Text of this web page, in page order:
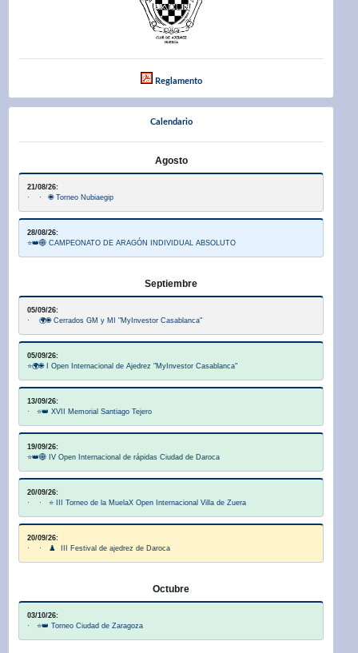
Reglamento
Calendario
Agosto
21/08/26:
· · 🌐 Torneo Nubiaegip
28/08/26:
⭐👑🌐 CAMPEONATO DE ARAGÓN INDIVIDUAL ABSOLUTO
Septiembre
05/09/26:
· 🌍🌐 Cerrados GM y MI "MyInvestor Casablanca"
05/09/26:
⭐🌍🌐 I Open Internacional de Ajedrez "MyInvestor Casablanca"
13/09/26:
· ⭐👑 XVII Memorial Santiago Tejero
19/09/26:
⭐👑🌐 IV Open Internacional de rápidas Ciudad de Daroca
20/09/26:
· · ⭐ III Torneo de la MuelaX Open Internacional Villa de Zuera
20/09/26:
· · ♟️ III Festival de ajedrez de Daroca
Octubre
03/10/26:
· ⭐👑 Torneo Ciudad de Zaragoza